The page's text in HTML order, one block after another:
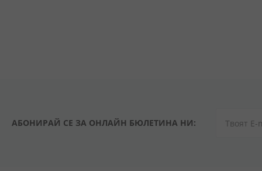
АБОНИРАЙ СЕ ЗА ОНЛАЙН БЮЛЕТИНА НИ: